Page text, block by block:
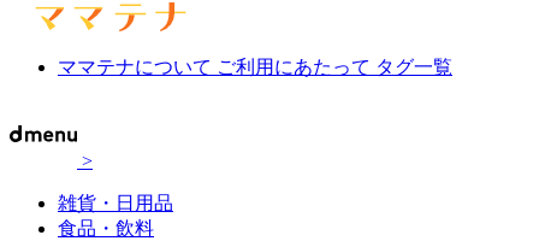
ママテナについて ご利用にあたって タグ一覧
>
雑貨・日用品
食品・飲料